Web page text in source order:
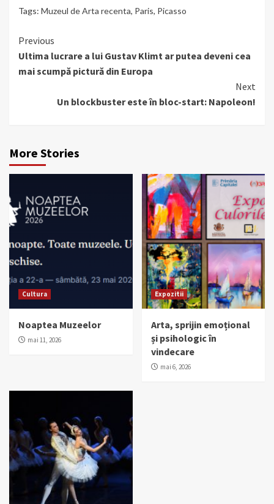
Tags: Muzeul de Arta recenta, Paris, Picasso
Continue
Reading
Previous
Ultima lucrare a lui Gustav Klimt ar putea deveni cea
mai scumpă pictură din Europa
Next
Un blockbuster este în bloc-start: Napoleon!
More Stories
Cultura
Noaptea Muzeelor
mai 11, 2026
Expozitii
Arta, sprijin emoțional
și psihologic în
vindecare
mai 6, 2026